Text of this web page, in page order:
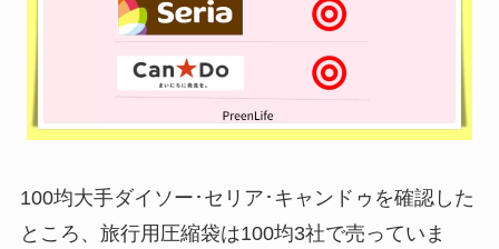
100均大手ダイソー･セリア･キャンドゥを確認した
ところ、旅行用圧縮袋は100均3社で売っていま